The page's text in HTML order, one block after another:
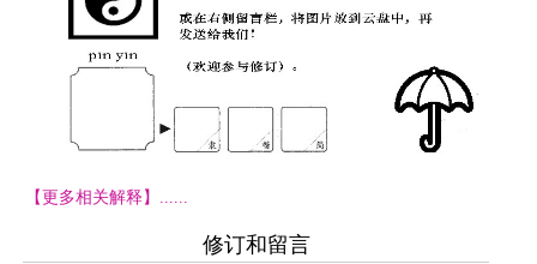
【更多相关解释】......